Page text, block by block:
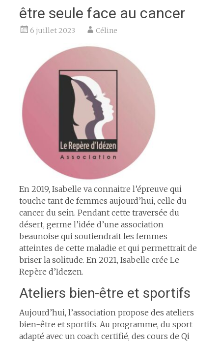
être seule face au cancer
6 juillet 2023 Céline
En 2019, Isabelle va connaitre l’épreuve qui
touche tant de femmes aujourd’hui, celle du
cancer du sein. Pendant cette traversée du
désert, germe l’idée d’une association
beaunoise qui soutiendrait les femmes
atteintes de cette maladie et qui permettrait de
briser la solitude. En 2021, Isabelle crée Le
Repère d’Idezen.
Ateliers bien-être et sportifs
Aujourd’hui, l’association propose des ateliers
bien-être et sportifs. Au programme, du sport
adapté avec un coach certifié, des cours de Qi